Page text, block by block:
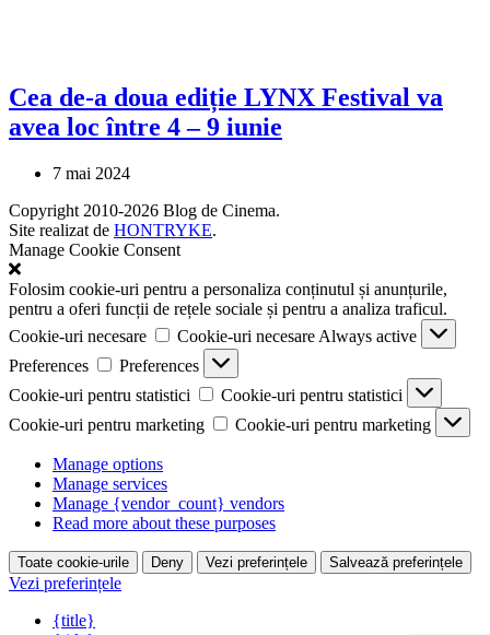
Cea de-a doua ediție LYNX Festival va
avea loc între 4 – 9 iunie
7 mai 2024
Copyright 2010-2026 Blog de Cinema.
Site realizat de HONTRYKE.
Manage Cookie Consent
Folosim cookie-uri pentru a personaliza conținutul și anunțurile,
pentru a oferi funcții de rețele sociale și pentru a analiza traficul.
Cookie-uri necesare
Cookie-uri necesare Always active
Preferences
Preferences
Cookie-uri pentru statistici
Cookie-uri pentru statistici
Cookie-uri pentru marketing
Cookie-uri pentru marketing
Manage options
Manage services
Manage {vendor_count} vendors
Read more about these purposes
Toate cookie-urile Deny Vezi preferințele Salvează preferințele
Vezi preferințele
{title}